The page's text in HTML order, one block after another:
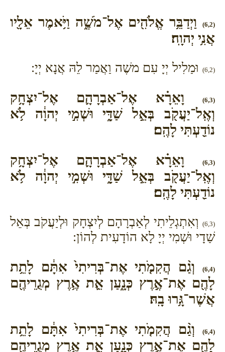
(6,2)
וַיְדַבֵּ֥ר אֱלֹהִ֖ים אֶל־מֹשֶׁ֑ה וַיֹּ֥אמֶר אֵלָ֖יו
אֲנִ֥י יְהוָֽה׃
(6,2) וּמַלִיל יְיָ עִם משֶׁה וַאֲמַר לֵהּ אֲנָא יְיָ:
(6,3)
וָאֵרָ֗א אֶל־אַבְרָהָ֛ם אֶל־יִצְחָ֥ק
וְאֶֽל־יַעֲקֹ֖ב בְּאֵ֣ל שַׁדָּ֑י וּשְׁמִ֣י יְהוָ֔ה לֹ֥א
נוֹדַ֖עְתִּי לָהֶֽם׃
(6,3)
וָאֵרָ֗א אֶל־אַבְרָהָ֛ם אֶל־יִצְחָ֥ק
וְאֶֽל־יַעֲקֹ֖ב בְּאֵ֣ל שַׁדָּ֑י וּשְׁמִ֣י יְהוָ֔ה לֹ֥א
נוֹדַ֖עְתִּי לָהֶֽם׃
(6,3)
וְאִתְגְלֵיתִי לְאַבְרָהָם לְיִצְחָק וּלְיַעֲקֹב בְּאֵל
שַׁדָי וּשְׁמִי יְיָ לָא הוֹדָעִית לְהוֹן:
(6,4)
וְגַ֨ם הֲקִמֹ֤תִי אֶת־בְּרִיתִי֙ אִתָּ֔ם לָתֵ֥ת
לָהֶ֖ם אֶת־אֶ֣רֶץ כְּנָ֑עַן אֵ֛ת אֶ֥רֶץ מְגֻרֵיהֶ֖ם
אֲשֶׁר־גָּ֥רוּ בָֽהּ׃
(6,4)
וְגַ֨ם הֲקִמֹ֤תִי אֶת־בְּרִיתִי֙ אִתָּ֔ם לָתֵ֥ת
לָהֶ֖ם אֶת־אֶ֣רֶץ כְּנָ֑עַן אֵ֛ת אֶ֥רֶץ מְגֻרֵיהֶ֖ם